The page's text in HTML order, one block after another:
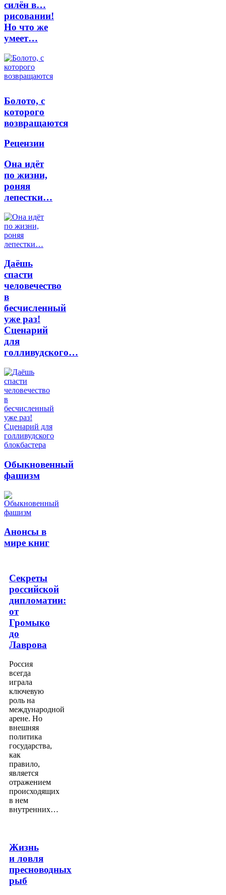
силён в…
рисовании!
Но что же
умеет…
Болото, с
которого
возвращаются
Рецензии
Она идёт
по жизни,
роняя
лепестки…
Даёшь
спасти
человечество
в
бесчисленный
уже раз!
Сценарий
для
голливудского…
Обыкновенный
фашизм
Анонсы в
мире книг
Секреты
российской
дипломатии:
от
Громыко
до
Лаврова
Россия
всегда
играла
ключевую
роль на
международной
арене. Но
внешняя
политика
государства,
как
правило,
является
отражением
происходящих
в нем
внутренних…
Жизнь
и ловля
пресноводных
рыб